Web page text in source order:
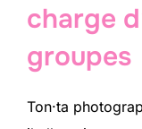
charge
groupes
Ton·ta